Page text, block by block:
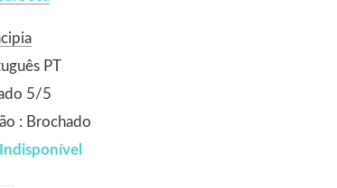
PT
5/5
: Brochado
Indisponível